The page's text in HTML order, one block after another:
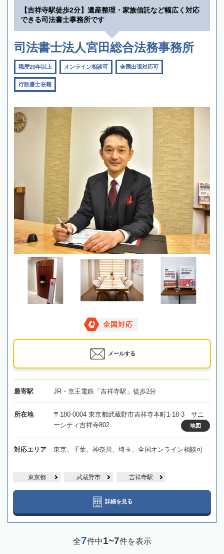
【吉祥寺駅徒歩2分】遺産整理・家族信託など幅広く対応
できる司法書士事務所です
司法書士法人宮田総合法務事務所
職歴20年以上 オンライン相談可 全国出張対応可
行政書士在籍
全国対応
メールする
最寄駅 JR・京王電鉄「吉祥寺駅」徒歩2分
所在地
〒180-0004 東京都武蔵野市吉祥寺本町1-18-3 サニ
ーシティ吉祥寺802
地図
対応エリア 東京、千葉、神奈川、埼玉、全国オンライン相談可
東京都 武蔵野市 吉祥寺駅
詳細を見る
全7件中1~7件を表示